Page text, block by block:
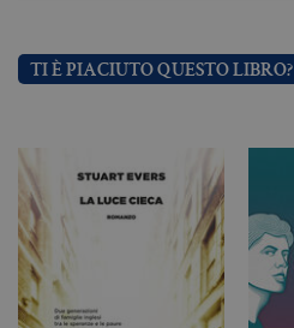
TI È PIACIUTO QUESTO LIBRO?